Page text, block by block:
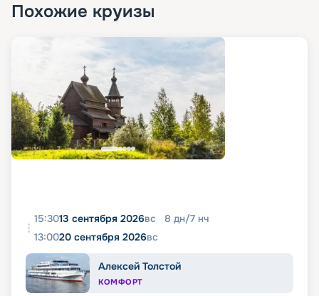
Похожие круизы
15:3013 сентября 2026вс 8 дн/7 нч
13:0020 сентября 2026вс
Алексей Толстой
КОМФОРТ